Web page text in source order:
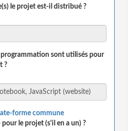
le projet est-il distribué ?
programmation sont utilisés pour
?
forme commune
pour le projet (s'il en a un) ?